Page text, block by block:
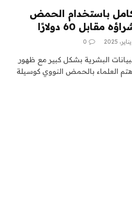
باستخدام الحمض
60 دولارًا
0
البشرية بشكل كبير مع ظهور
العلماء بالحمض النووي كوسيلة